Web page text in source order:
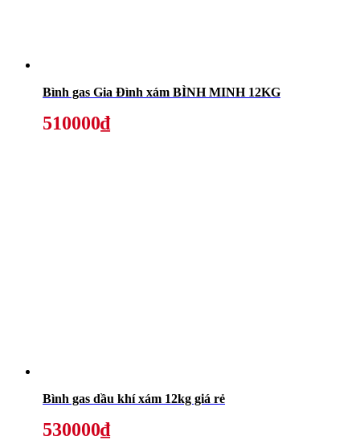
Bình gas Gia Đình xám BÌNH MINH 12KG
510000₫
Bình gas dầu khí xám 12kg giá rẻ
530000₫